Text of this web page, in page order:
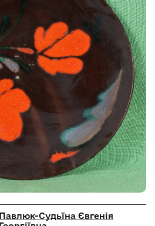
Павлюк-Судьїна Євгенія